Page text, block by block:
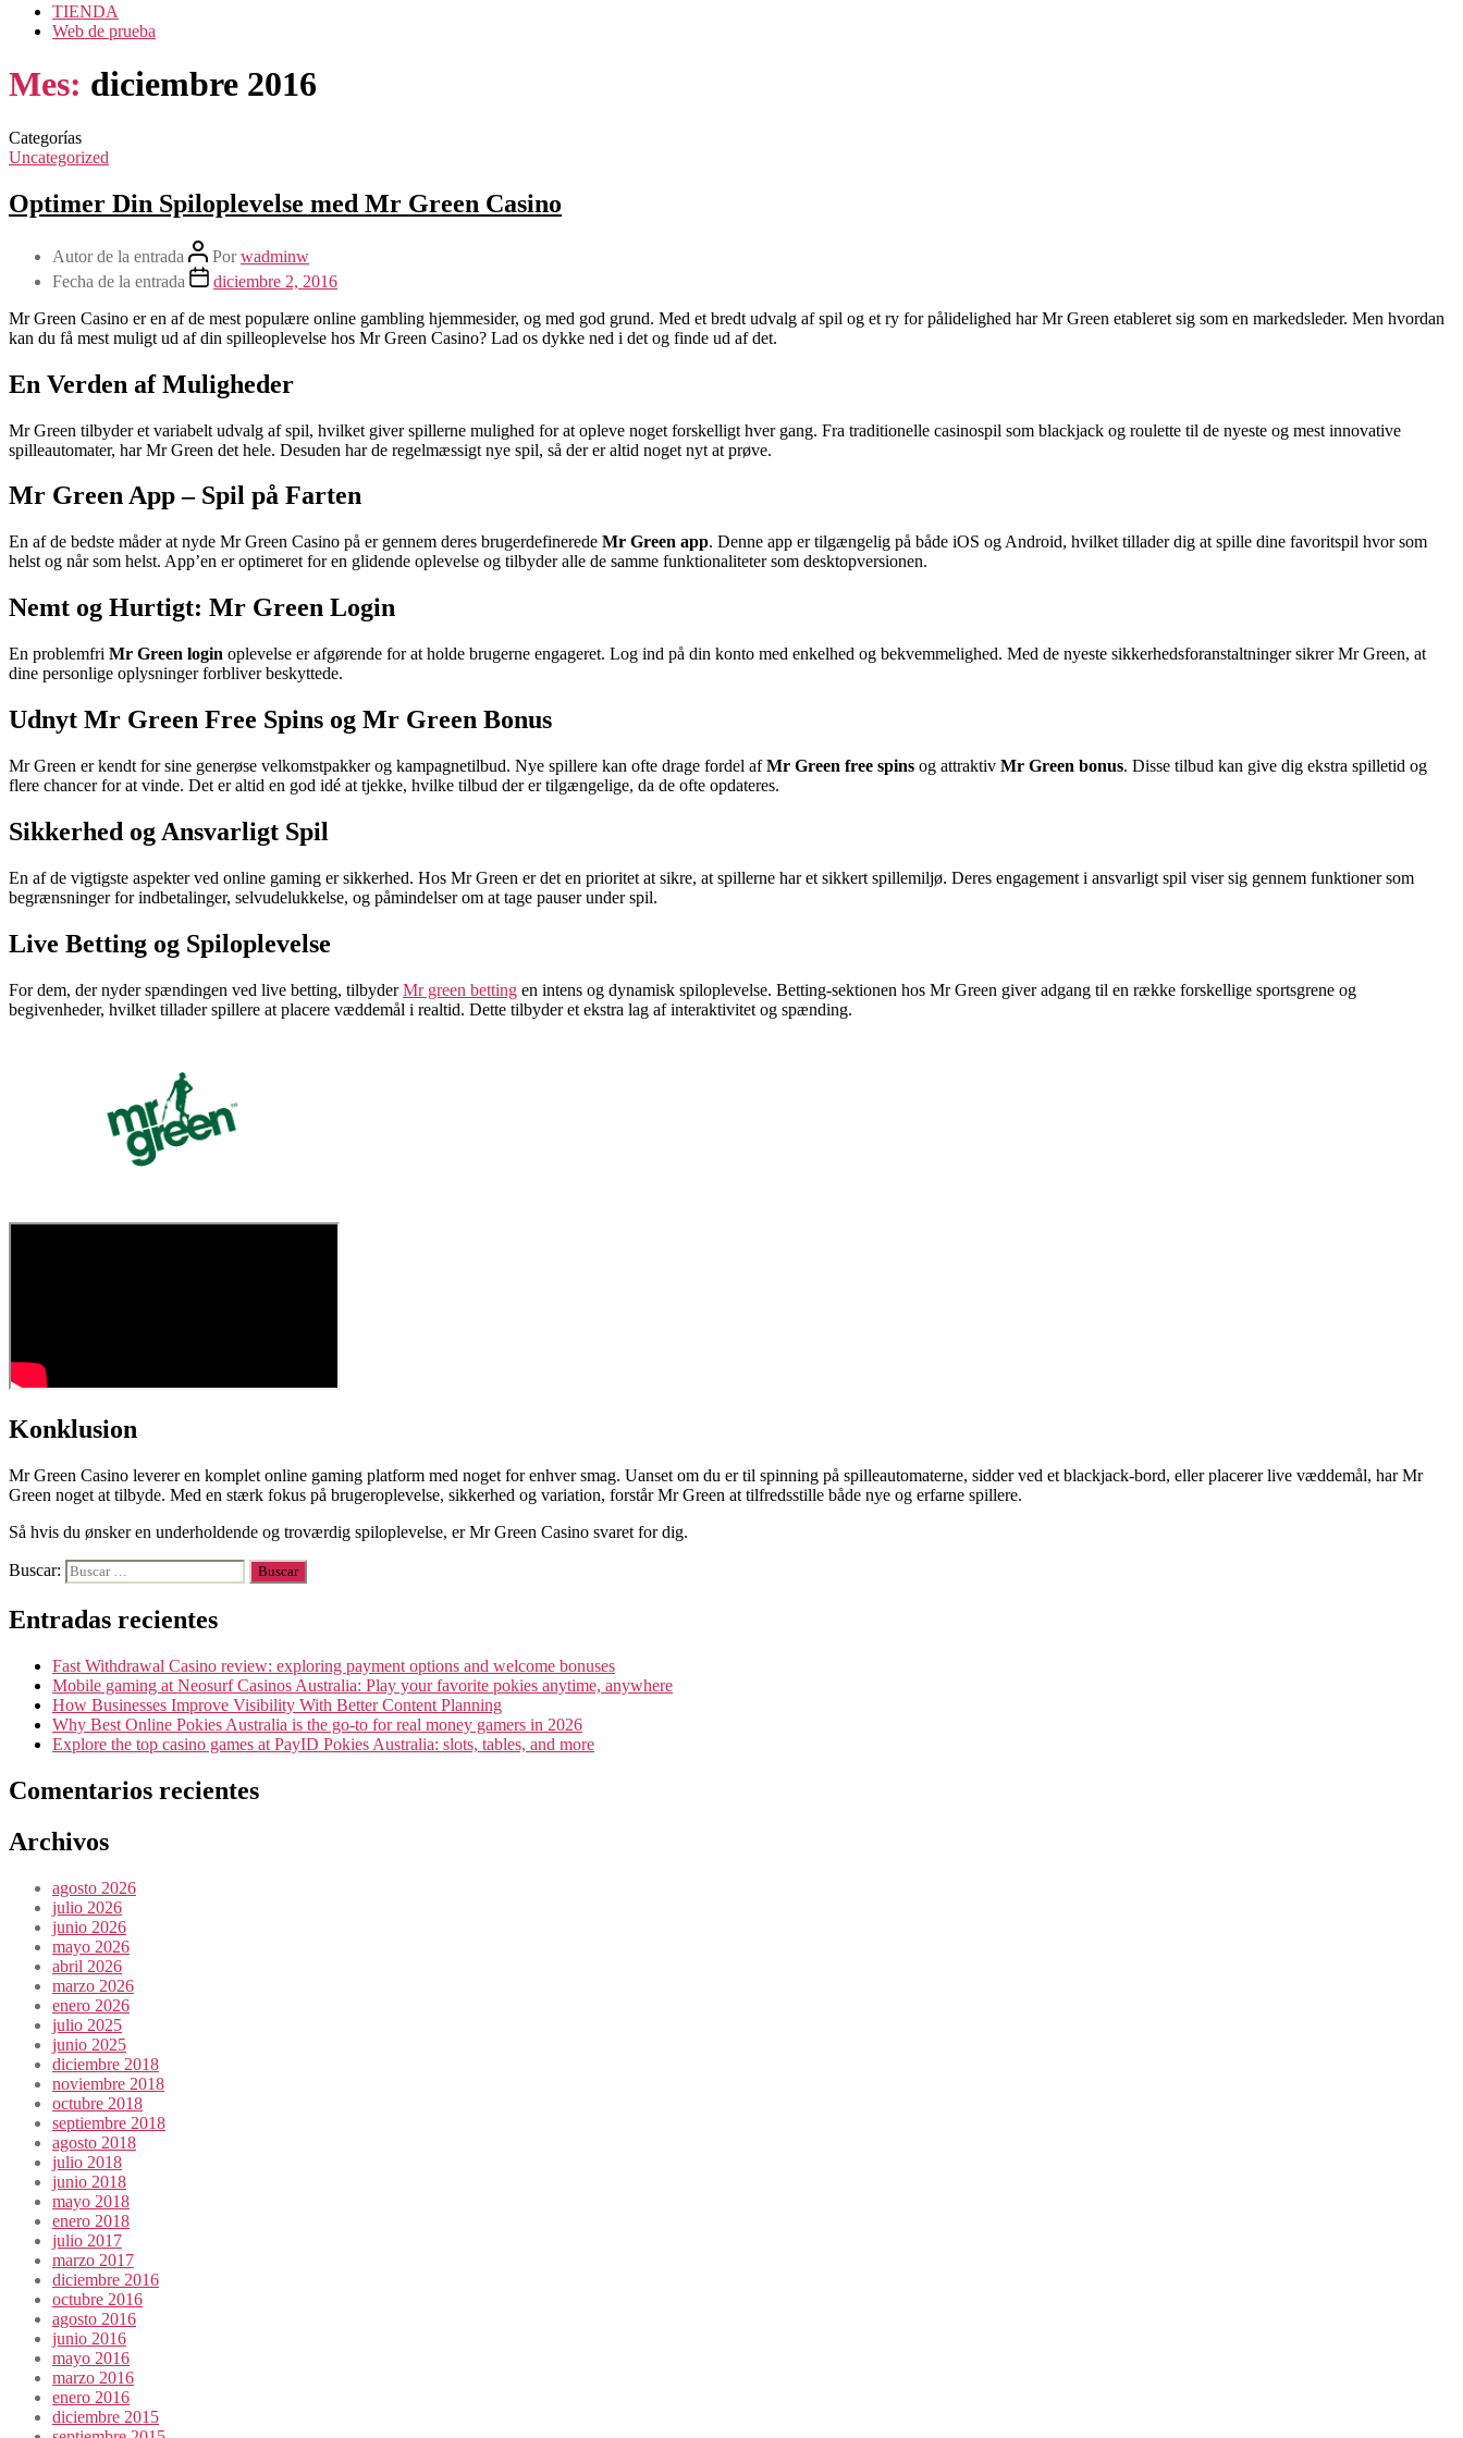
TIENDA
Web de prueba
Mes: diciembre 2016
Categorías
Uncategorized
Optimer Din Spiloplevelse med Mr Green Casino
Autor de la entrada Porwadminw
Fecha de la entrada
diciembre 2, 2016
Mr Green Casino er en af de mest populære online gambling hjemmesider, og med god grund. Med et bredt udvalg af spil og et ry for pålidelighed har Mr Green etableret sig som en markedsleder. Men hvordan
kan du få mest muligt ud af din spilleoplevelse hos Mr Green Casino? Lad os dykke ned i det og finde ud af det.
En Verden af Muligheder
Mr Green tilbyder et variabelt udvalg af spil, hvilket giver spillerne mulighed for at opleve noget forskelligt hver gang. Fra traditionelle casinospil som blackjack og roulette til de nyeste og mest innovative
spilleautomater, har Mr Green det hele. Desuden har de regelmæssigt nye spil, så der er altid noget nyt at prøve.
Mr Green App – Spil på Farten
En af de bedste måder at nyde Mr Green Casino på er gennem deres brugerdefinerede Mr Green app. Denne app er tilgængelig på både iOS og Android, hvilket tillader dig at spille dine favoritspil hvor som
helst og når som helst. App’en er optimeret for en glidende oplevelse og tilbyder alle de samme funktionaliteter som desktopversionen.
Nemt og Hurtigt: Mr Green Login
En problemfri Mr Green login oplevelse er afgørende for at holde brugerne engageret. Log ind på din konto med enkelhed og bekvemmelighed. Med de nyeste sikkerhedsforanstaltninger sikrer Mr Green, at
dine personlige oplysninger forbliver beskyttede.
Udnyt Mr Green Free Spins og Mr Green Bonus
Mr Green er kendt for sine generøse velkomstpakker og kampagnetilbud. Nye spillere kan ofte drage fordel afMr Green free spins og attraktiv Mr Green bonus. Disse tilbud kan give dig ekstra spilletid og
flere chancer for at vinde. Det er altid en god idé at tjekke, hvilke tilbud der er tilgængelige, da de ofte opdateres.
Sikkerhed og Ansvarligt Spil
En af de vigtigste aspekter ved online gaming er sikkerhed. Hos Mr Green er det en prioritet at sikre, at spillerne har et sikkert spillemiljø. Deres engagement i ansvarligt spil viser sig gennem funktioner som
begrænsninger for indbetalinger, selvudelukkelse, og påmindelser om at tage pauser under spil.
Live Betting og Spiloplevelse
For dem, der nyder spændingen ved live betting, tilbyderMr green betting en intens og dynamisk spiloplevelse. Betting-sektionen hos Mr Green giver adgang til en række forskellige sportsgrene og
begivenheder, hvilket tillader spillere at placere væddemål i realtid. Dette tilbyder et ekstra lag af interaktivitet og spænding.
Konklusion
Mr Green Casino leverer en komplet online gaming platform med noget for enhver smag. Uanset om du er til spinning på spilleautomaterne, sidder ved et blackjack-bord, eller placerer live væddemål, har Mr
Green noget at tilbyde. Med en stærk fokus på brugeroplevelse, sikkerhed og variation, forstår Mr Green at tilfredsstille både nye og erfarne spillere.
Så hvis du ønsker en underholdende og troværdig spiloplevelse, er Mr Green Casino svaret for dig.
Buscar:
Entradas recientes
Fast Withdrawal Casino review: exploring payment options and welcome bonuses
Mobile gaming at Neosurf Casinos Australia: Play your favorite pokies anytime, anywhere
How Businesses Improve Visibility With Better Content Planning
Why Best Online Pokies Australia is the go-to for real money gamers in 2026
Explore the top casino games at PayID Pokies Australia: slots, tables, and more
Comentarios recientes
Archivos
agosto 2026
julio 2026
junio 2026
mayo 2026
abril 2026
marzo 2026
enero 2026
julio 2025
junio 2025
diciembre 2018
noviembre 2018
octubre 2018
septiembre 2018
agosto 2018
julio 2018
junio 2018
mayo 2018
enero 2018
julio 2017
marzo 2017
diciembre 2016
octubre 2016
agosto 2016
junio 2016
mayo 2016
marzo 2016
enero 2016
diciembre 2015